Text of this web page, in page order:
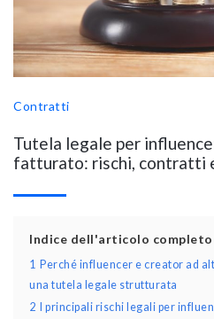
Contratti
Tutela legale per
fatturato: rischi, contratti
Indice dell'articolo completo
1
Perché influencer e creator ad
una tutela legale strutturata
2
I principali rischi legali per